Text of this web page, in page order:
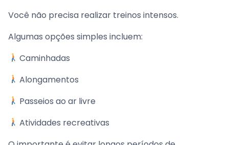
Você não precisa realizar treinos intensos.
Algumas opções simples incluem:
Caminhadas
Alongamentos
Passeios ao ar livre
Atividades recreativas